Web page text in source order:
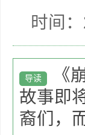
时间
导读
《
故事即
裔们，